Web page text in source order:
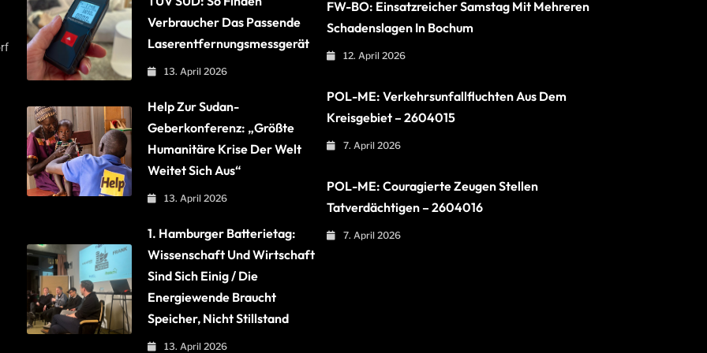
Verbraucher Das Passende
Laserentfernungsmessgerät
13. April 2026
Help Zur Sudan-
Geberkonferenz: „Größte
Humanitäre Krise Der Welt
Weitet Sich Aus“
13. April 2026
1. Hamburger Batterietag:
Wissenschaft Und Wirtschaft
Sind Sich Einig / Die
Energiewende Braucht
Speicher, Nicht Stillstand
13. April 2026
FW-BO: Einsatzreicher Samstag Mit Mehreren
Schadenslagen In Bochum
12. April 2026
POL-ME: Verkehrsunfallfluchten Aus Dem
Kreisgebiet – 2604015
7. April 2026
POL-ME: Couragierte Zeugen Stellen
Tatverdächtigen – 2604016
7. April 2026